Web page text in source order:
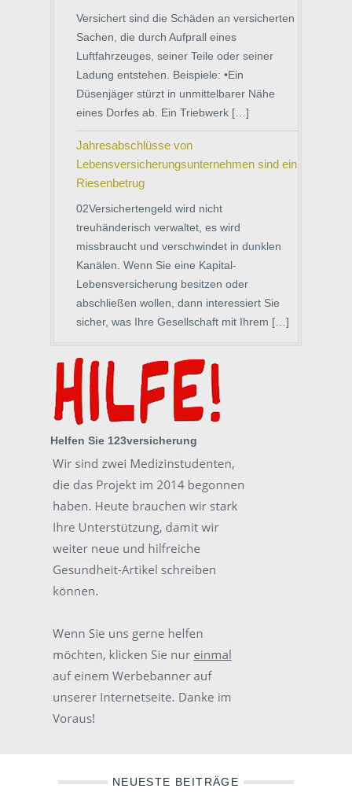
Versichert sind die Schäden an versicherten
Sachen, die durch Aufprall eines
Luftfahrzeuges, seiner Teile oder seiner
Ladung entstehen. Beispiele: •Ein
Düsenjäger stürzt in unmittelbarer Nähe
eines Dorfes ab. Ein Triebwerk […]
Jahresabschlüsse von
Lebensversicherungsunternehmen sind ein
Riesenbetrug
02Versichertengeld wird nicht
treuhänderisch verwaltet, es wird
missbraucht und verschwindet in dunklen
Kanälen. Wenn Sie eine Kapital-
Lebensversicherung besitzen oder
abschließen wollen, dann interessiert Sie
sicher, was Ihre Gesellschaft mit Ihrem […]
Helfen Sie 123versicherung
NEUESTE BEITRÄGE